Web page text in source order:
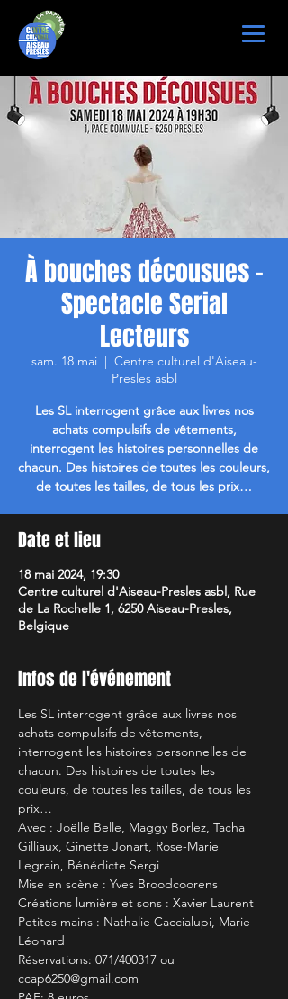
À bouches décousues -
Spectacle Serial
Lecteurs
sam. 18 mai
  |
Centre culturel d'Aiseau-
Presles asbl
Les SL interrogent grâce aux livres nos
achats compulsifs de vêtements,
interrogent les histoires personnelles de
chacun. Des histoires de toutes les couleurs,
de toutes les tailles, de tous les prix…
Date et lieu
18 mai 2024, 19:30
Centre culturel d'Aiseau-Presles asbl, Rue
de La Rochelle 1, 6250 Aiseau-Presles,
Belgique
Infos de l'événement
Les SL interrogent grâce aux livres nos
achats compulsifs de vêtements,
interrogent les histoires personnelles de
chacun. Des histoires de toutes les
couleurs, de toutes les tailles, de tous les
prix…
Avec : Joëlle Belle, Maggy Borlez, Tacha
Gilliaux, Ginette Jonart, Rose-Marie
Legrain, Bénédicte Sergi
Mise en scène : Yves Broodcoorens
Créations lumière et sons : Xavier Laurent
Petites mains : Nathalie Caccialupi, Marie
Léonard
Réservations: 071/400317 ou
ccap6250@gmail.com